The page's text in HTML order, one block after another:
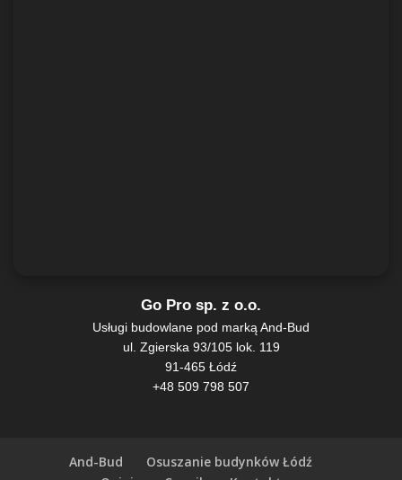
Go Pro sp. z o.o.
Usługi budowlane pod marką And-Bud
ul. Zgierska 93/105 lok. 119
91-465 Łódź
+48 509 798 507
And-Bud
Osuszanie budynków Łódź